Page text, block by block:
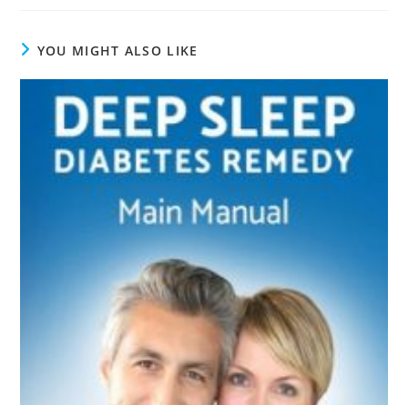
YOU MIGHT ALSO LIKE